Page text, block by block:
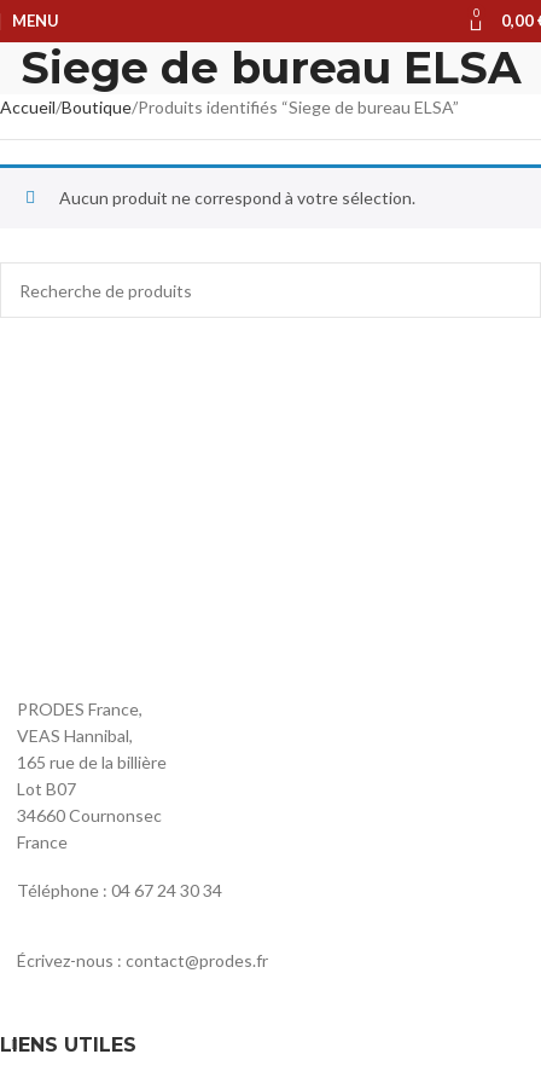
MENU 0 0,00
Siege de bureau ELSA
Accueil Boutique Produits identifiés “Siege de bureau ELSA”
Aucun produit ne correspond à votre sélection.
PRODES France,
VEAS Hannibal,
165 rue de la billière
Lot B07
34660 Cournonsec
France
Téléphone : 04 67 24 30 34
Écrivez-nous : contact@prodes.fr
LIENS UTILES